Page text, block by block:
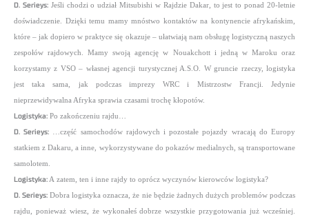
D. Serieys:Jeśli chodzi o udział Mitsubishi w Rajdzie Dakar, to jest to ponad 20-letnie
doświadczenie. Dzięki temu mamy mnóstwo kontaktów na kontynencie afrykańskim,
które – jak dopiero w praktyce się okazuje – ułatwiają nam obsługę logistyczną naszych
zespołów rajdowych. Mamy swoją agencję w Nouakchott i jedną w Maroku oraz
korzystamy z VSO – własnej agencji turystycznej A.S.O. W gruncie rzeczy, logistyka
jest taka sama, jak podczas imprezy WRC i Mistrzostw Francji. Jedynie
nieprzewidywalna Afryka sprawia czasami trochę kłopotów.
Logistyka: Po zakończeniu rajdu…
D. Serieys: …część samochodów rajdowych i pozostałe pojazdy wracają do Europy
statkiem z Dakaru, a inne, wykorzystywane do pokazów medialnych, są transportowane
samolotem.
Logistyka: A zatem, ten i inne rajdy to oprócz wyczynów kierowców logistyka?
D. Serieys: Dobra logistyka oznacza, że nie będzie żadnych dużych problemów podczas
rajdu, ponieważ wiesz, że wykonałeś dobrze wszystkie przygotowania już wcześniej.